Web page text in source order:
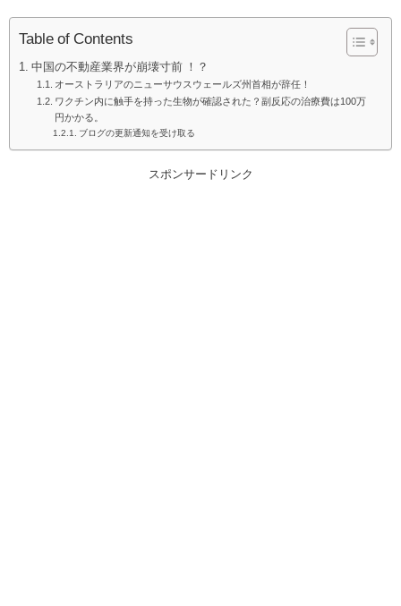
Table of Contents
中国の不動産業界が崩壊寸前 ！？
オーストラリアのニューサウスウェールズ州首相が辞任！
ワクチン内に触手を持った生物が確認された？副反応の治療費は100万
円かかる。
ブログの更新通知を受け取る
スポンサードリンク